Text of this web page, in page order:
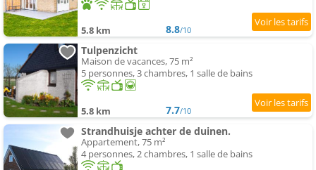
5.8 km 8.8/10
Tulpenzicht
Maison de vacances, 75 m²
5 personnes, 3 chambres, 1 salle de bains
5.8 km 7.7/10
Strandhuisje achter de duinen.
Appartement, 75 m²
4 personnes, 2 chambres, 1 salle de bains